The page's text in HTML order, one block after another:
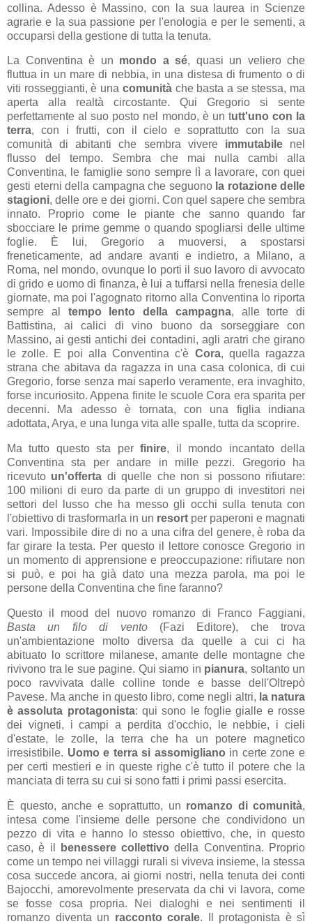
collina. Adesso è Massino, con la sua laurea in Scienze
agrarie e la sua passione per l'enologia e per le sementi, a
occuparsi della gestione di tutta la tenuta.
La Conventina è un mondo a sé, quasi un veliero che
fluttua in un mare di nebbia, in una distesa di frumento o di
viti rosseggianti, è una comunitàche basta a se stessa, ma
aperta alla realtà circostante. Qui Gregorio si sente
perfettamente al suo posto nel mondo, è un tutt'uno con la
terra, con i frutti, con il cielo e soprattutto con la sua
comunità di abitanti che sembra vivere immutabilenel
flusso del tempo. Sembra che mai nulla cambi alla
Conventina, le famiglie sono sempre lì a lavorare, con quei
gesti eterni della campagna che seguono la rotazione delle
stagioni, delle ore e dei giorni. Con quel sapere che sembra
innato. Proprio come le piante che sanno quando far
sbocciare le prime gemme o quando spogliarsi delle ultime
foglie. È lui, Gregorio a muoversi, a spostarsi
freneticamente, ad andare avanti e indietro, a Milano, a
Roma, nel mondo, ovunque lo porti il suo lavoro di avvocato
di grido e uomo di finanza, è lui a tuffarsi nella frenesia delle
giornate, ma poi l'agognato ritorno alla Conventina lo riporta
sempre al tempo lento della campagna, alle torte di
Battistina, ai calici di vino buono da sorseggiare con
Massino, ai gesti antichi dei contadini, agli aratri che girano
le zolle. E poi alla Conventina c'è Cora, quella ragazza
strana che abitava da ragazza in una casa colonica, di cui
Gregorio, forse senza mai saperlo veramente, era invaghito,
forse incuriosito. Appena finite le scuole Cora era sparita per
decenni. Ma adesso è tornata, con una figlia indiana
adottata, Arya, e una lunga vita alle spalle, tutta da scoprire.
Ma tutto questo sta perfinire, il mondo incantato della
Conventina sta per andare in mille pezzi. Gregorio ha
ricevuto un'offerta di quelle che non si possono rifiutare:
100 milioni di euro da parte di un gruppo di investitori nei
settori del lusso che ha messo gli occhi sulla tenuta con
l'obiettivo di trasformarla in un resort per paperoni e magnati
vari. Impossibile dire di no a una cifra del genere, è roba da
far girare la testa. Per questo il lettore conosce Gregorio in
un momento di apprensione e preoccupazione: rifiutare non
si può, e poi ha già dato una mezza parola, ma poi le
persone della Conventina che fine faranno?
Questo il mood del nuovo romanzo di Franco Faggiani,
Basta un filo di vento (Fazi Editore),
che trova
un'ambientazione molto diversa da quelle a cui ci ha
abituato lo scrittore milanese, amante delle montagne che
rivivono tra le sue pagine. Qui siamo in pianura, soltanto un
poco ravvivata dalle colline tonde e basse dell'Oltrepò
Pavese. Ma anche in questo libro, come negli altri, la natura
è assoluta protagonista: qui sono le foglie gialle e rosse
dei vigneti, i campi a perdita d'occhio, le nebbie, i cieli
d'estate, le zolle, la terra che ha un potere magnetico
irresistibile. Uomo e terra si assomigliano in certe zone e
per certi mestieri e in queste righe c'è tutto il potere che la
manciata di terra su cui si sono fatti i primi passi esercita.
È questo, anche e soprattutto, un romanzo di comunità,
intesa come l'insieme delle persone che condividono un
pezzo di vita e hanno lo stesso obiettivo, che, in questo
caso, è il
benessere collettivodella Conventina. Proprio
come un tempo nei villaggi rurali si viveva insieme, la stessa
cosa succede ancora, ai giorni nostri, nella tenuta dei conti
Bajocchi, amorevolmente preservata da chi vi lavora, come
se fosse cosa propria. Nei dialoghi e nei sentimenti il
romanzo diventa un racconto corale. Il protagonista è sì